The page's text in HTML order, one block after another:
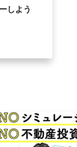
しよう